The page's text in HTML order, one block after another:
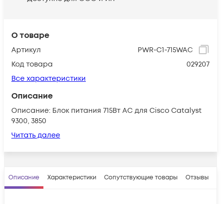
О товаре
Артикул
PWR-C1-715WAC
Код товара
029207
Все характеристики
Описание
Описание: Блок питания 715Вт AC для Cisco Catalyst
9300, 3850
Читать далее
Описание Характеристики Сопутствующие товары Отзывы